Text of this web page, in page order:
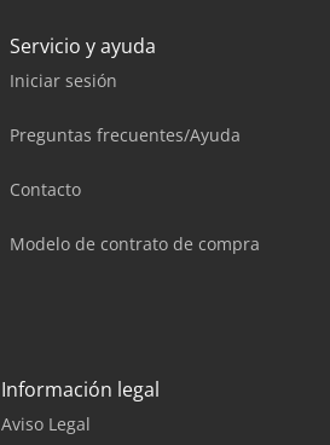
Servicio y ayuda
Iniciar sesión
Preguntas frecuentes/Ayuda
Contacto
Modelo de contrato de compra
Información legal
Aviso Legal